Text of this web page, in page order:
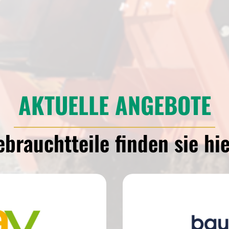
AKTUELLE ANGEBOTE
finden sie